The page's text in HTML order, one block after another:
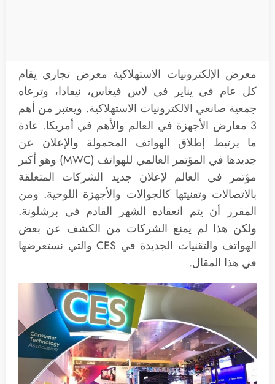
معرض الإلكترونيات الاستهلاكية معرض تجاري يقام
كل عام في يناير في لاس فيغاس، نيفادا، وترعاه
جمعية صانعي الالكترونيات الاستهلاكية. ويعتبر من أهم
3 معارض الأجهزة في العالم والأهم في أمريكا. عادة
ما يرتبط إطلاق الهواتف المحمولة والإعلان عن
جديدها في المؤتمر العالمي للهواتف (MWC) وهو أكبر
مؤتمر في العالم لإعلان جديد الشركات المتعلقة
بالاتصالات وتقنيتها كالجوالات والأجهزة اللوحية. ومن
المقرر أن يتم انعقاده الشهر القادم في برشلونة.
ولكن هذا لم يمنع الشركات من الكشف عن بعض
الهواتف والتقنيات الجديدة في CES والتي نستعرضها
في هذا المقال.